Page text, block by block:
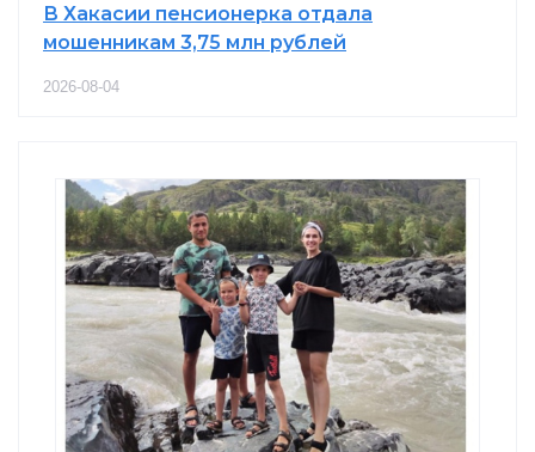
В Хакасии пенсионерка отдала
мошенникам 3,75 млн рублей
2026-08-04